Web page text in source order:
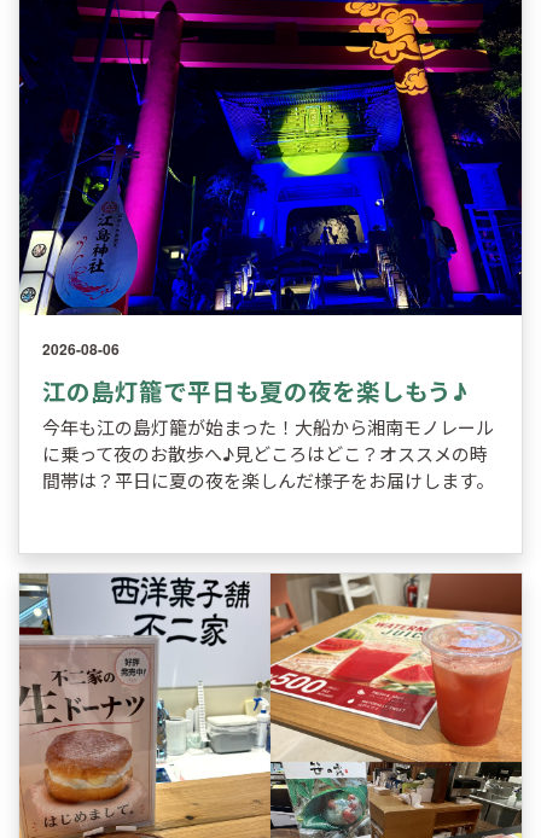
2026-08-06
江の島灯籠で平日も夏の夜を楽しもう♪
今年も江の島灯籠が始まった！大船から湘南モノレール
に乗って夜のお散歩へ♪見どころはどこ？オススメの時
間帯は？平日に夏の夜を楽しんだ様子をお届けします。